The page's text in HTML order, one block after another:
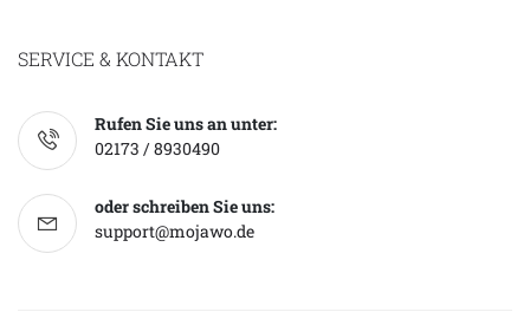
SERVICE & KONTAKT
Rufen Sie uns an unter:
02173 / 8930490
oder schreiben Sie uns:
support@mojawo.de